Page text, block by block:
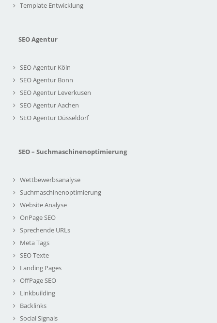
Template Entwicklung
SEO Agentur
SEO Agentur Köln
SEO Agentur Bonn
SEO Agentur Leverkusen
SEO Agentur Aachen
SEO Agentur Düsseldorf
SEO – Suchmaschinenoptimierung
Wettbewerbsanalyse
Suchmaschinenoptimierung
Website Analyse
OnPage SEO
Sprechende URLs
Meta Tags
SEO Texte
Landing Pages
OffPage SEO
Linkbuilding
Backlinks
Social Signals